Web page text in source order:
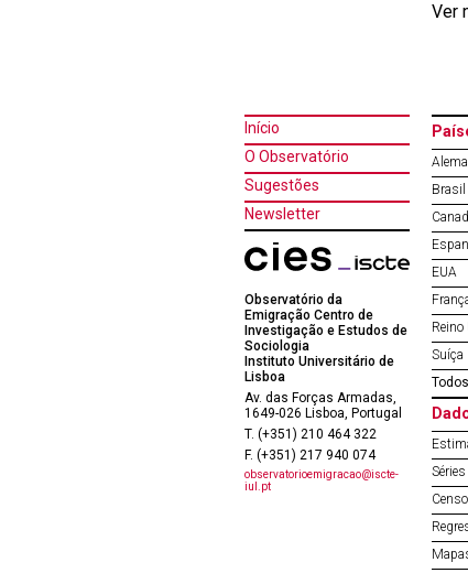
Ver
Início
O Observatório
Sugestões
Newsletter
Observatório da
Emigração Centro de
Investigação e Estudos de
Sociologia
Instituto Universitário de
Lisboa
Av. das Forças Armadas,
1649-026 Lisboa, Portugal
T. (+351) 210 464 322
F. (+351) 217 940 074
observatorioemigracao@iscte-
iul.pt
Brasil
EUA
Reino
Suíça
Todos